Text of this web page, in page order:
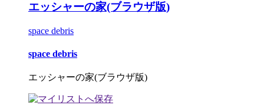
エッシャーの家(ブラウザ版)
space debris
space debris
エッシャーの家(ブラウザ版)